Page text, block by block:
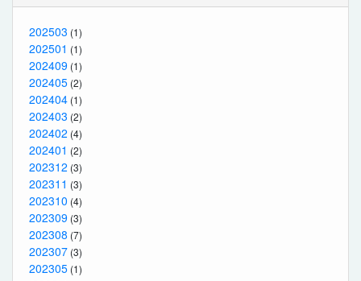
202503 (1)
202501 (1)
202409 (1)
202405 (2)
202404 (1)
202403 (2)
202402 (4)
202401 (2)
202312 (3)
202311 (3)
202310 (4)
202309 (3)
202308 (7)
202307 (3)
202305 (1)